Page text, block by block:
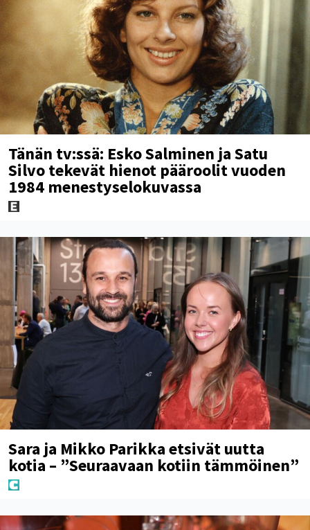
Tänän tv:ssä: Esko Salminen ja Satu
Silvo tekevät hienot pääroolit vuoden
1984 menestyselokuvassa
Sara ja Mikko Parikka etsivät uutta
kotia – ”Seuraavaan kotiin tämmöinen”